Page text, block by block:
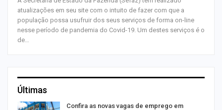
atualizações em seu site com o intuito de fazer com que a
população possa usufruir dos seus serviços de forma on-line
nesse período de pandemia do Covid-19. Um destes serviços é o
de…
Últimas
Confira as novas vagas de emprego em